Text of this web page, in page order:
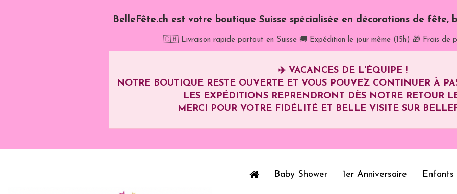
BelleFête.ch est votre boutique Suisse spécialisée en décorations de fête,
🇨🇭 Livraison rapide partout en Suisse 🚚 Expédition le jour même (15h) 🎁 Frais de
✈️ VACANCES DE L'ÉQUIPE !
NOTRE BOUTIQUE RESTE OUVERTE ET VOUS POUVEZ CONTINUER À
LES EXPÉDITIONS REPRENDRONT DÈS NOTRE RETOUR
MERCI POUR VOTRE FIDÉLITÉ ET BELLE VISITE SUR
Baby Shower 1er Anniversaire Enfants